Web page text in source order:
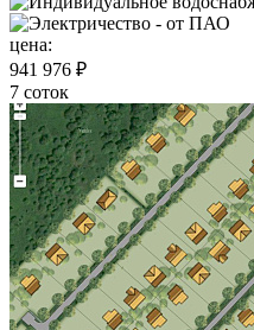
цена:
941 976 ₽
7 соток